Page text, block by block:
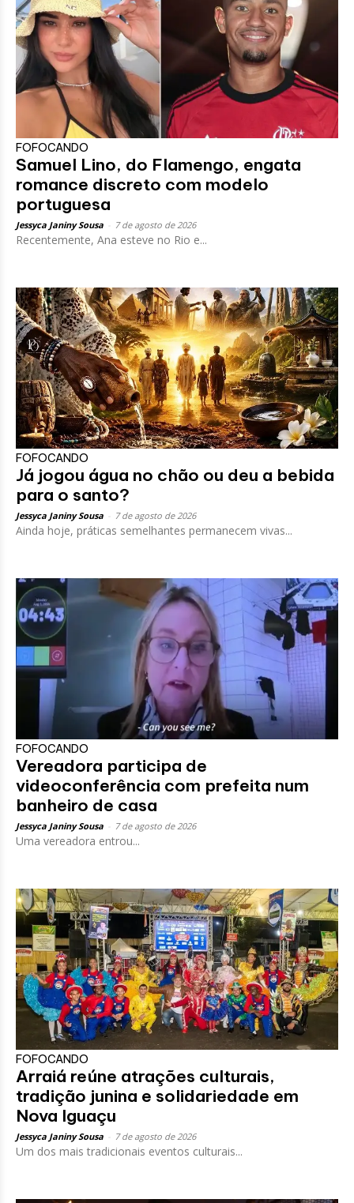
FOFOCANDO
Samuel Lino, do Flamengo, engata
romance discreto com modelo
portuguesa
Jessyca Janiny Sousa 7 de agosto de 2026
Recentemente, Ana esteve no Rio e...
FOFOCANDO
Já jogou água no chão ou deu a bebida
para o santo?
Jessyca Janiny Sousa 7 de agosto de 2026
Ainda hoje, práticas semelhantes permanecem vivas...
FOFOCANDO
Vereadora participa de
videoconferência com prefeita num
banheiro de casa
Jessyca Janiny Sousa 7 de agosto de 2026
Uma vereadora entrou...
FOFOCANDO
Arraiá reúne atrações culturais,
tradição junina e solidariedade em
Nova Iguaçu
Jessyca Janiny Sousa 7 de agosto de 2026
Um dos mais tradicionais eventos culturais...